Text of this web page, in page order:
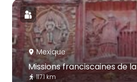
Mexique
Missions franciscaines de
117.1 km